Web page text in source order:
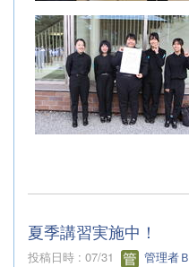
夏季講習実施中！
投稿日時 : 07/31 管理者Ｂ